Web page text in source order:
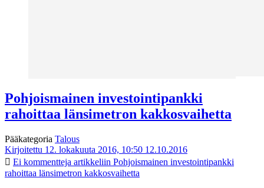
Pohjoismainen investointipankki
rahoittaa länsimetron kakkosvaihetta
Pääkategoria Talous
Kirjoitettu 12. lokakuuta 2016, 10:50 12.10.2016
Ei kommentteja artikkeliin Pohjoismainen investointipankki
rahoittaa länsimetron kakkosvaihetta